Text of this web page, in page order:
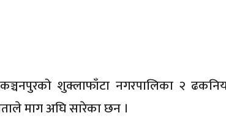
शुक्लाफाँटा नगरपालिका २
माग अघि सारेका छन ।